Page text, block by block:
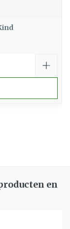
en